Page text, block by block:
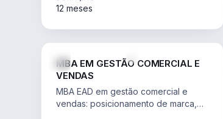
12 meses
MBA EM GESTÃO COMERCIAL E
VENDAS
MBA EAD em gestão comercial e
vendas: posicionamento de marca,